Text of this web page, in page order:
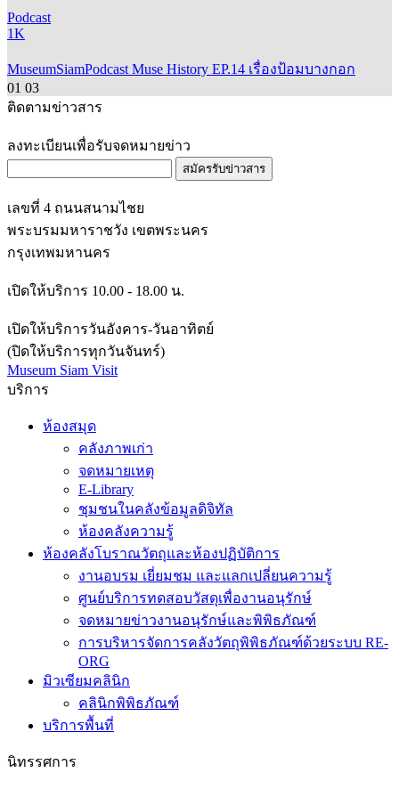
Podcast
1K
MuseumSiamPodcast Muse History EP.14 เรื่องป้อมบางกอก
01 03
ติดตามข่าวสาร
ลงทะเบียนเพื่อรับจดหมายข่าว
สมัครรับข่าวสาร
เลขที่ 4 ถนนสนามไชย
พระบรมมหาราชวัง เขตพระนคร
กรุงเทพมหานคร
เปิดให้บริการ 10.00 - 18.00 น.
เปิดให้บริการวันอังคาร-วันอาทิตย์
(ปิดให้บริการทุกวันจันทร์)
Museum Siam Visit
บริการ
ห้องสมุด
คลังภาพเก่า
จดหมายเหตุ
E-Library
ชุมชนในคลังข้อมูลดิจิทัล
ห้องคลังความรู้
ห้องคลังโบราณวัตถุและห้องปฏิบัติการ
งานอบรม เยี่ยมชม และแลกเปลี่ยนความรู้
ศูนย์บริการทดสอบวัสดุเพื่องานอนุรักษ์
จดหมายข่าวงานอนุรักษ์และพิพิธภัณฑ์
การบริหารจัดการคลังวัตถุพิพิธภัณฑ์ด้วยระบบ RE-
ORG
มิวเซียมคลินิก
คลินิกพิพิธภัณฑ์
บริการพื้นที่
นิทรรศการ